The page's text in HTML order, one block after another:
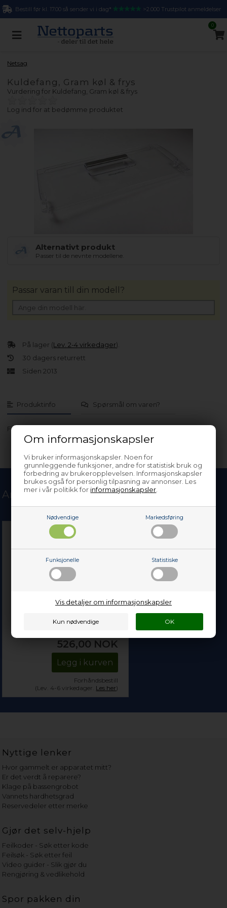
Om informasjonskapsler
Vi bruker informasjonskapsler. Noen for
grunnleggende funksjoner, andre for statistisk bruk og
forbedring av brukeropplevelsen. Informasjonskapsler
brukes også for personlig tilpasning av annonser. Les
mer i vår politikk for informasjonskapsler
Nødvendige Markedsføring
Funksjonelle Statistiske
Vis detaljer om informasjonskapsler
Bestill før kl. 17.00 så sender vi i dag* >2.000 Trustpilot anmeldelser
0
Netsag
Kuldefang, Gram køl & frys
Vurdering for Kuldefang, Gram køl & frys
Log ind for at bedømme produktet
Alternativt produkt
Passer til de nevnte modellene.
Produktinfo Spørsmål om varen?
FS 42306-60 N
På lager (Lev. 2-4 virkedager).
30 dagers returrett
Siden 2013
Passar varan till din modell?
Andre kjøpte også
Glasshylle, Gram kjøl og
526,00 NOK
Legg i kurven
Forhåndsbestill
(Lev. 4-6 virkedager. Les her)
Nyttige lenker
Hvor gammelt er apparatet mitt?
Er det verdt å reparere?
Klage på bassengrobot
Vannets hardhetsgrad
Reservedeler etter merke
Gjør det selv-hjelp
Feilkoder - Søk etter kode
Feilsøk - Søk etter feil
Video guider - Slik gjør du
Rengjøring & vedlikehold
Spor pakken din